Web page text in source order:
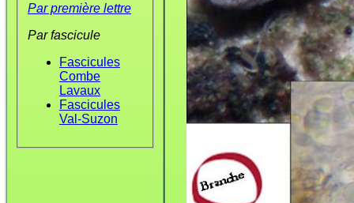
Par première lettre
Par fascicule
Fascicules
Combe
Lavaux
Fascicules
Val-Suzon